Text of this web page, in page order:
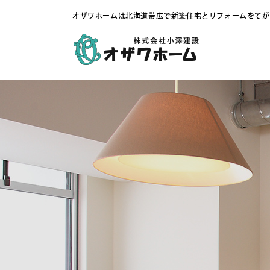
オザワホームは北海道帯広で新築住宅とリフォームをて